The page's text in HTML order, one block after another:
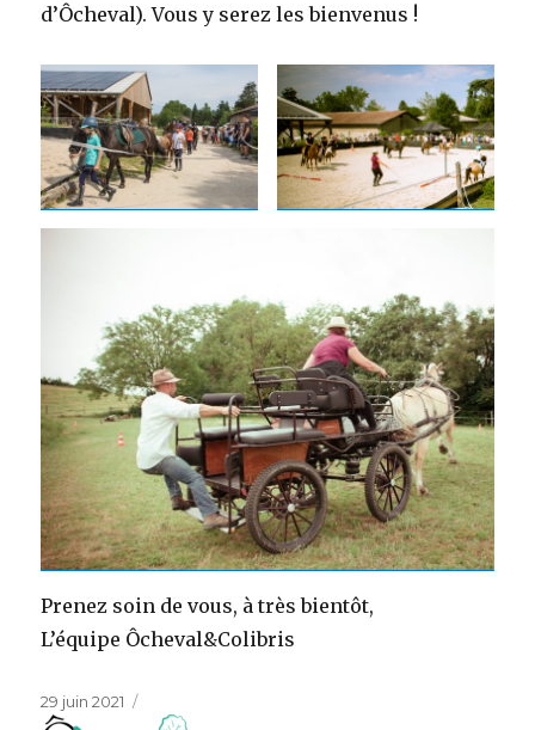
d’Ôcheval). Vous y serez les bienvenus !
Prenez soin de vous, à très bientôt,
L’équipe Ôcheval&Colibris
Publié
le
29 juin 2021